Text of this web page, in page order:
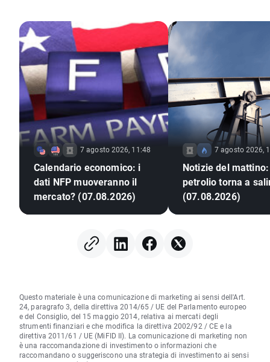
7 agosto 2026, 11:48
Calendario economico: i
dati NFP muoveranno il
mercato? (07.08.2026)
7 agosto 2026,
Notizie del
petrolio torna a
(07.08.2026)
Questo materiale è una comunicazione di marketing ai sensi dell'Art.
24, paragrafo 3, della direttiva 2014/65 / UE del Parlamento europeo
e del Consiglio, del 15 maggio 2014, relativa ai mercati degli
strumenti finanziari e che modifica la direttiva 2002/92 / CE e la
direttiva 2011/61 / UE (MiFID II). La comunicazione di marketing non
è una raccomandazione di investimento o informazioni che
raccomandano o suggeriscono una strategia di investimento ai sensi